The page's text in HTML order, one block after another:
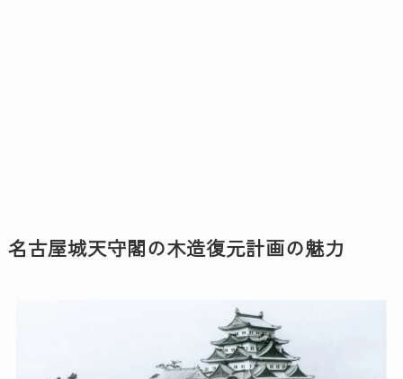
名古屋城天守閣の木造復元計画の魅力